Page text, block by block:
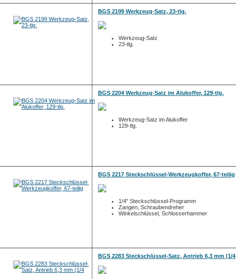
BGS 2199 Werkzeug-Satz, 23-tlg.
Werkzeug-Satz
23-tlg.
BGS 2204 Werkzeug-Satz im Alukoffer, 129-tlg.
Werkzeug-Satz im Alukoffer
129-tlg.
BGS 2217 Steckschlüssel-Werkzeugkoffer, 67-teilig
1/4" Steckschlüssel-Programm
Zangen, Schraubendreher
Winkelschlüssel, Schlosserhammer
BGS 2283 Steckschlüssel-Satz, Antrieb 6,3 mm (1/4